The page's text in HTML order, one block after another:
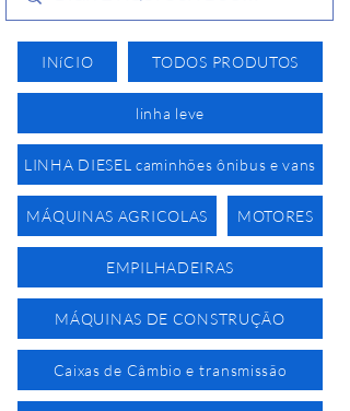
INíCIO TODOS PRODUTOS
linha leve
LINHA DIESEL caminhões ônibus e vans
MÁQUINAS AGRICOLAS MOTORES
EMPILHADEIRAS
MÁQUINAS DE CONSTRUÇÃO
Caixas de Câmbio e transmissão